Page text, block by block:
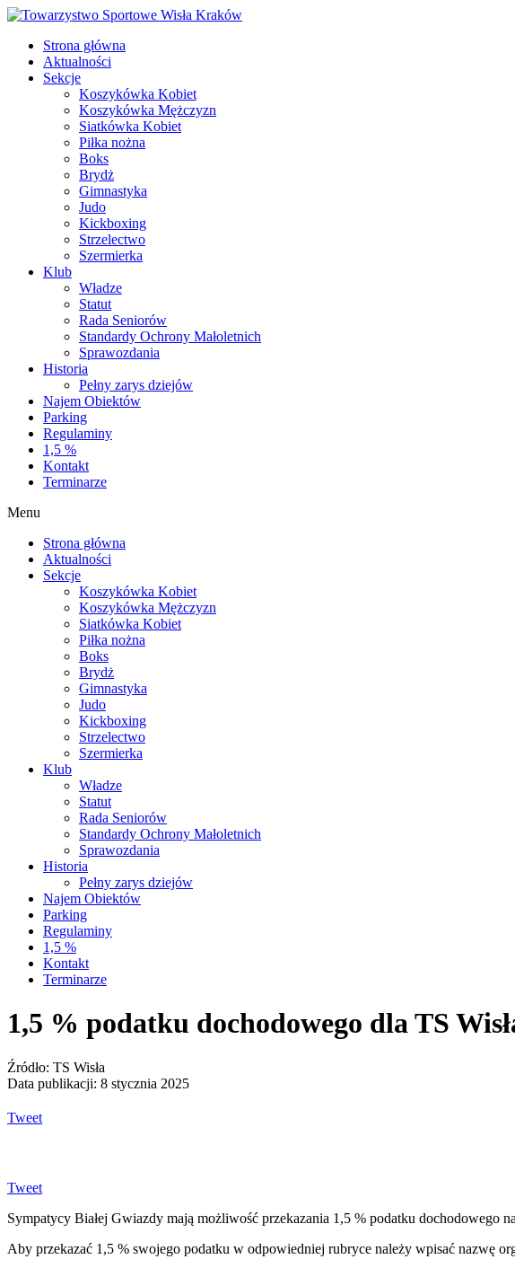
Strona główna
Aktualności
Sekcje
Koszykówka Kobiet
Koszykówka Mężczyzn
Siatkówka Kobiet
Piłka nożna
Boks
Brydż
Gimnastyka
Judo
Kickboxing
Strzelectwo
Szermierka
Klub
Władze
Statut
Rada Seniorów
Standardy Ochrony Małoletnich
Sprawozdania
Historia
Pełny zarys dziejów
Najem Obiektów
Parking
Regulaminy
1,5 %
Kontakt
Terminarze
Menu
Strona główna
Aktualności
Sekcje
Koszykówka Kobiet
Koszykówka Mężczyzn
Siatkówka Kobiet
Piłka nożna
Boks
Brydż
Gimnastyka
Judo
Kickboxing
Strzelectwo
Szermierka
Klub
Władze
Statut
Rada Seniorów
Standardy Ochrony Małoletnich
Sprawozdania
Historia
Pełny zarys dziejów
Najem Obiektów
Parking
Regulaminy
1,5 %
Kontakt
Terminarze
1,5 % podatku dochodowego dla TS
Źródło: TS Wisła
Data publikacji: 8 stycznia 2025
Tweet
Tweet
Sympatycy Białej Gwiazdy mają możliwość przekazania 1,5 % podatku dochodowego
Aby przekazać 1,5 % swojego podatku w odpowiedniej rubryce należy wpisać nazwę